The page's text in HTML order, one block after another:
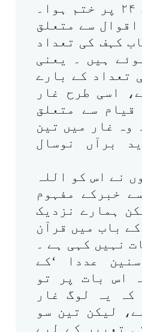
ہوا تھا وہ آیت ۲۴ پر ختم ہوا۔
سے متعلق
کہف کی تعداد
ہیں ۔ یعنی
تعداد کے بارے
اسی طرح غار
سے متعلق
وہ غار میں تین
برآں نوسال
نے اس کو اللہ
خبرکے مفہوم
ہمارے نزدیک
باب میں قرآن
نہیں کہی ہے ۔
’ سنین عددا ‘کے
اس بات پر تو
کہ یہ لوگ غار
لیکن تین سو
تعبیر کے لیے